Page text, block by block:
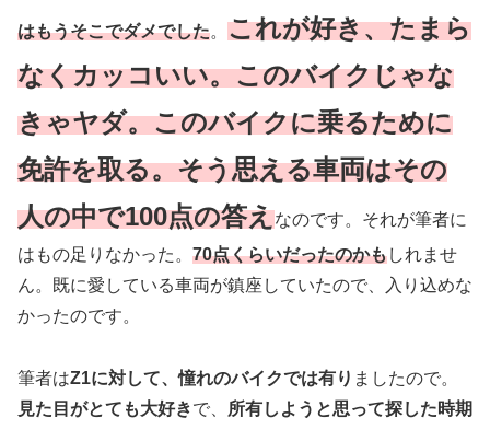
はもうそこでダメでした。 これが好き、たまら
なくカッコいい。このバイクじゃな
きゃヤダ。このバイクに乗るために
免許を取る。そう思える車両はその
人の中で100点の答えなのです。それが筆者に
はもの足りなかった。 70点くらいだったのかもしれませ
ん。既に愛している車両が鎮座していたので、入り込めな
かったのです。
筆者はZ1に対して、憧れのバイクでは有り ましたので。
見た目がとても大好きで、
所有しようと思って探した時期